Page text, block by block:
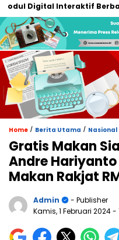
Interaktif Berbasis AI
Home / Berita Utama / Nasional
Gratis Makan
Andre
Makan Rakjat
Admin
- Publisher
Kamis, 1 Februari 2024-